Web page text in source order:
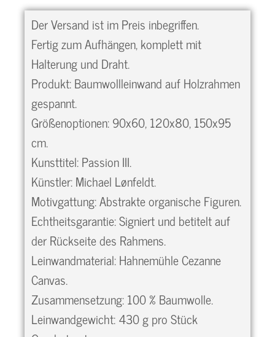
Der Versand ist im Preis inbegriffen.
Fertig zum Aufhängen, komplett mit
Halterung und Draht.
Produkt: Baumwollleinwand auf Holzrahmen
gespannt.
Größenoptionen: 90x60, 120x80, 150x95
cm.
Kunsttitel: Passion III.
Künstler: Michael Lønfeldt.
Motivgattung: Abstrakte organische Figuren.
Echtheitsgarantie: Signiert und betitelt auf
der Rückseite des Rahmens.
Leinwandmaterial: Hahnemühle Cezanne
Canvas.
Zusammensetzung: 100 % Baumwolle.
Leinwandgewicht: 430 g pro Stück